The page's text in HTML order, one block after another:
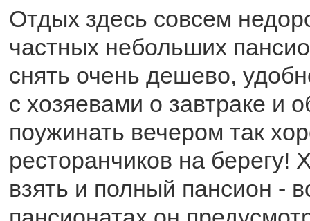
Отдых здесь совсем
частных небольших
снять очень дешево,
с хозяевами о завтраке и
поужинать вечером так
ресторанчиков на берегу!
взять и полный пансион -